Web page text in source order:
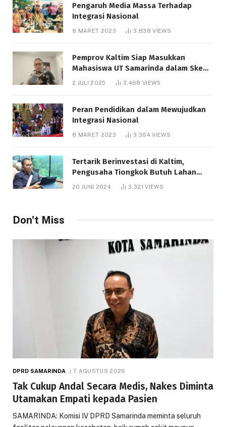
Pengaruh Media Massa Terhadap
Integrasi Nasional
8 MARET 2023 3,838VIEWS
Pemprov Kaltim Siap Masukkan
Mahasiswa UT Samarinda dalam Skema
Bantuan Pendidikan Gratispol
2 JULI 2025 3,468 VIEWS
Peran Pendidikan dalam Mewujudkan
Integrasi Nasional
8 MARET 2023 3,364VIEWS
Tertarik Berinvestasi di Kaltim,
Pengusaha Tiongkok Butuh Lahan
20 JUNI 2024 3,321VIEWS
Don't Miss
DPRD SAMARINDA 7 AGUSTUS 2026
Tak Cukup Andal Secara Medis, Nakes Diminta
Utamakan Empati kepada Pasien
SAMARINDA: Komisi IV DPRD Samarinda meminta seluruh